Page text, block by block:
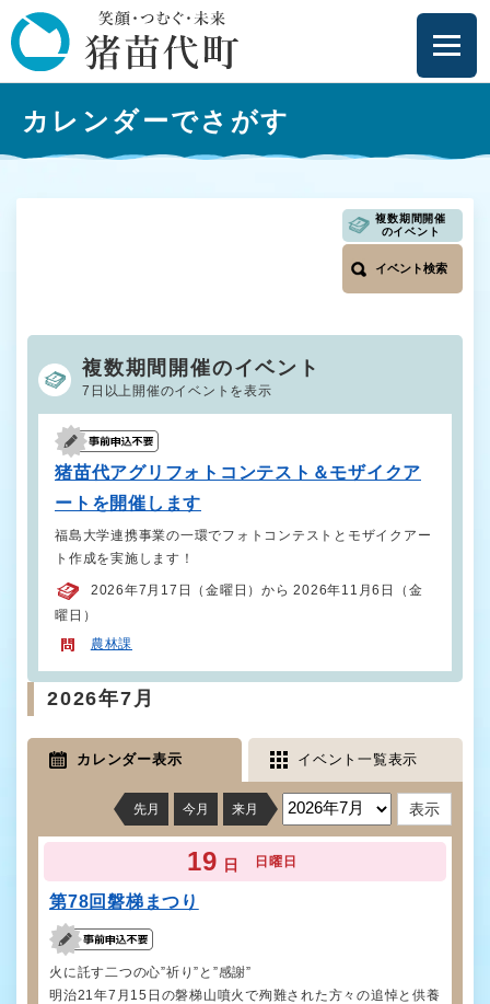
ー
ジ
の
メニューを飛ばして本文へ
カレンダーでさがす
複数期間開催
のイベント
イベント検索
複数期間開催のイベント
7日以上開催のイベントを表示
猪苗代アグリフォトコンテスト＆モザイクア
ートを開催します
福島大学連携事業の一環でフォトコンテストとモザイクアー
ト作成を実施します！
2026年7月17日（金曜日）から 2026年11月6日（金
曜日）
農林課
2026年7月
カレンダー表示 イベント一覧表示
先月 今月 来月
19 日 日曜日
第78回磐梯まつり
火に託す二つの心”祈り”と”感謝”
明治21年7月15日の磐梯山噴火で殉難された方々の追悼と供養